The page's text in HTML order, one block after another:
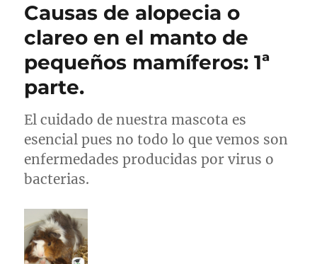
Causas de alopecia o
clareo en el manto de
pequeños mamíferos: 1ª
parte.
El cuidado de nuestra mascota es
esencial pues no todo lo que vemos son
enfermedades producidas por virus o
bacterias.